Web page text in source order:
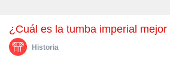
¿Cuál es la tumba imperial
Historia